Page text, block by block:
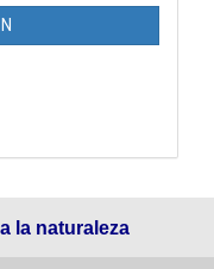
la naturaleza